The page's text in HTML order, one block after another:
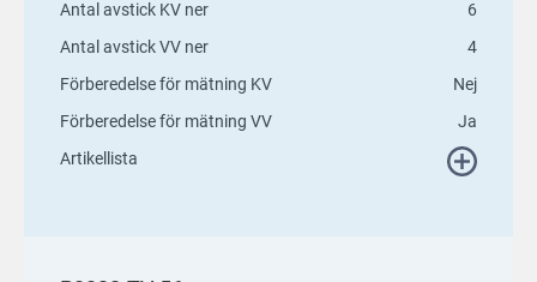
Antal avstick KV ner
6
Antal avstick VV ner
4
Förberedelse för mätning KV
Nej
Förberedelse för mätning VV
Ja
Artikellista